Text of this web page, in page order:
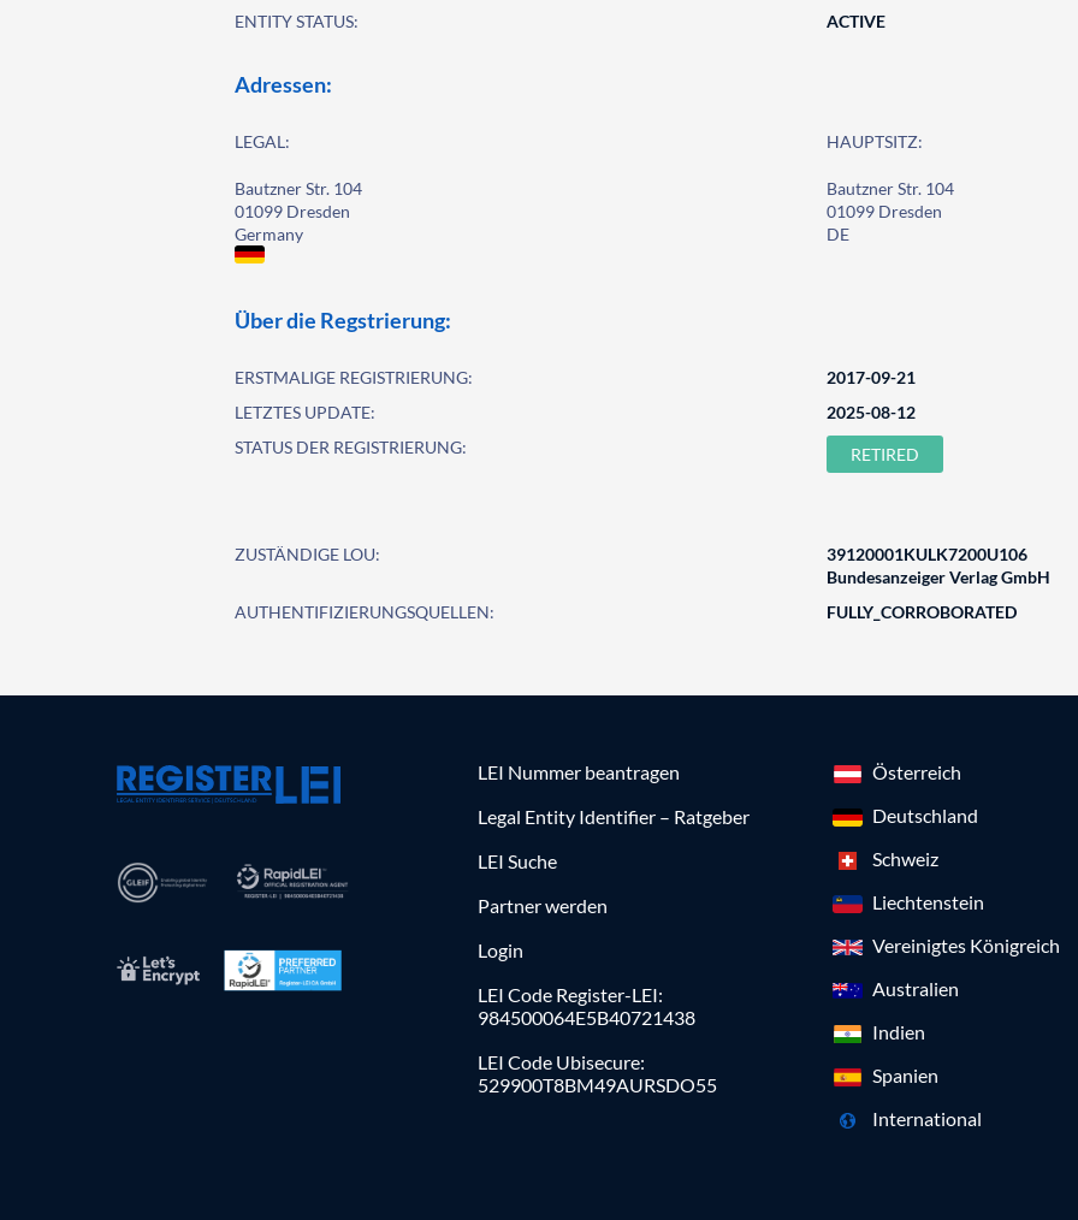
ENTITY STATUS:
ACTIVE
Adressen:
LEGAL:
Bautzner Str. 104
01099 Dresden
Germany
HAUPTSITZ:
Bautzner Str. 104
01099 Dresden
DE
Über die Regstrierung:
ERSTMALIGE REGISTRIERUNG:
2017-09-21
LETZTES UPDATE:
2025-08-12
STATUS DER REGISTRIERUNG:
RETIRED
ZUSTÄNDIGE LOU:
39120001KULK7200U106
Bundesanzeiger Verlag GmbH
AUTHENTIFIZIERUNGSQUELLEN:
FULLY_CORROBORATED
LEI Nummer beantragen
Legal Entity Identifier – Ratgeber
LEI Suche
Partner werden
Login
LEI Code Register-LEI:
984500064E5B40721438
LEI Code Ubisecure:
529900T8BM49AURSDO55
Österreich
Deutschland
Schweiz
Liechtenstein
Vereinigtes Königreich
Australien
Indien
Spanien
International